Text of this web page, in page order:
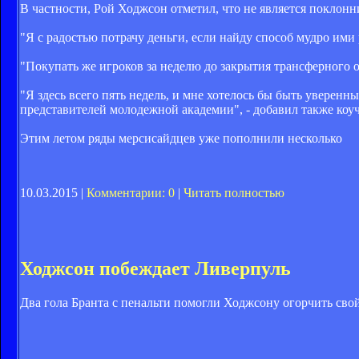
В частности, Рой Ходжсон отметил, что не является
"Я с радостью потрачу деньги, если найду способ мудро
"Покупать же игроков за неделю до закрытия трансферного
"Я здесь всего пять недель, и мне хотелось бы быть
представителей молодежной академии", - добавил также
Этим летом ряды мерсисайдцев уже пополнили несколько
10.03.2015 | Комментарии: 0 | Читать полностью
Ходжсон побеждает Ливерпуль
Два гола Бранта с пенальти помогли Ходжсону огорчить